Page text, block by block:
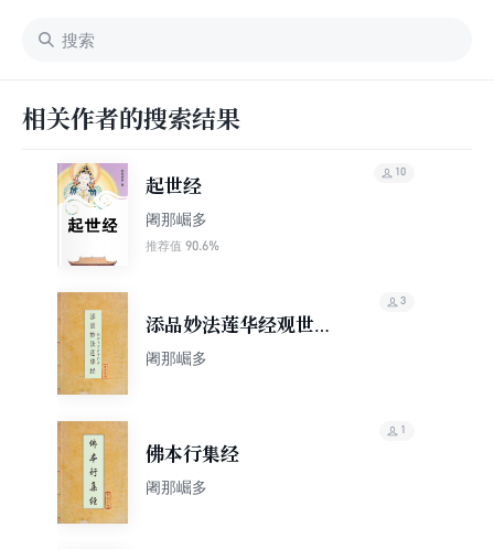
相关作者的搜索结果
起世经
阇那崛多
推荐值 90.6%
10
添品妙法莲华经观世音
菩萨普门品
阇那崛多
3
佛本行集经
阇那崛多
1